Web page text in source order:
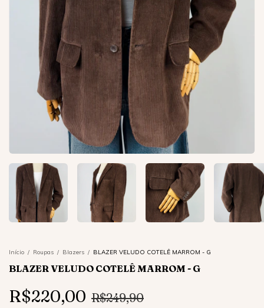
Início / Roupas / Blazers / BLAZER VELUDO COTELÊ MARROM - G
BLAZER VELUDO COTELÊ MARROM - G
R$220,00 R$249,90